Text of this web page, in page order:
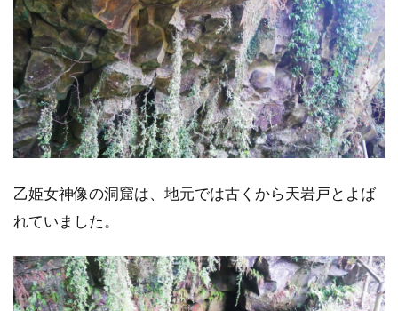
乙姫女神像の洞窟は、地元では古くから天岩戸とよば
れていました。